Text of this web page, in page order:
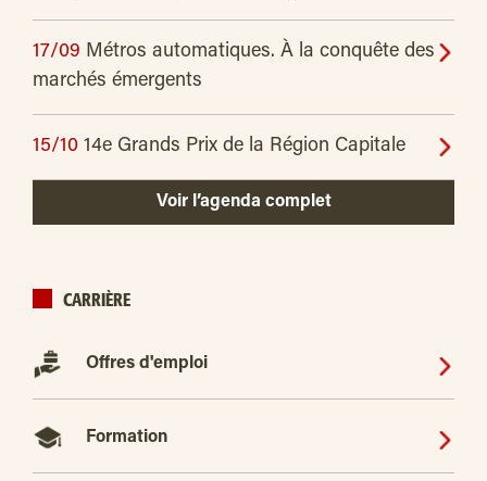
17/09 Métros automatiques. À la conquête des
marchés émergents
15/10 14e Grands Prix de la Région Capitale
Voir l’agenda complet
CARRIÈRE
Offres d'emploi
Formation